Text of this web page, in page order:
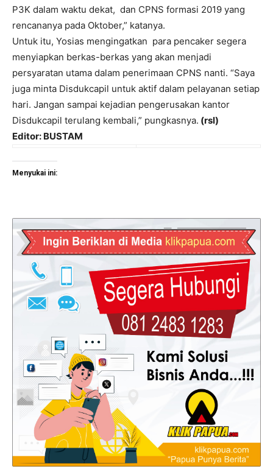
P3K dalam waktu dekat, dan CPNS formasi 2019 yang
rencananya pada Oktober,” katanya.
Untuk itu, Yosias mengingatkan para pencaker segera
menyiapkan berkas-berkas yang akan menjadi
persyaratan utama dalam penerimaan CPNS nanti. “Saya
juga minta Disdukcapil untuk aktif dalam pelayanan setiap
hari. Jangan sampai kejadian pengerusakan kantor
Disdukcapil terulang kembali,” pungkasnya. (rsl)
Editor: BUSTAM
Menyukai ini: